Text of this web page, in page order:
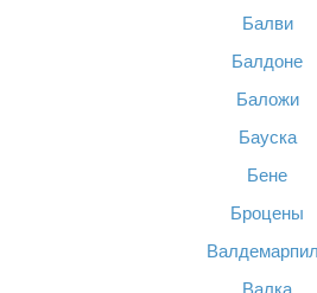
Балви
Балдоне
Баложи
Бауска
Бене
Броцены
Валка